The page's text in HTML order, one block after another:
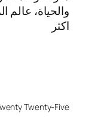
والحياة، عالم
اكثر
Twenty-Five